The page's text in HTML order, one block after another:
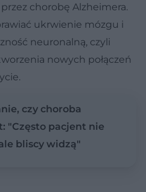
chorobę Alzheimera.
ukrwienie mózgu i
neuronalną, czyli
nowych połączeń
czy choroba
"Często pacjent nie
bliscy widzą"